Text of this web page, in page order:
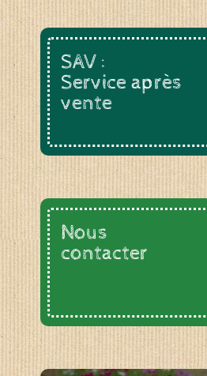
SAV :
Service après
vente
Nous
contacter